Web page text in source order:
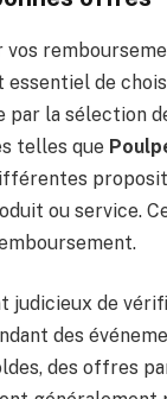
vos
essentiel de
par la sélection
telles que
ou service.
judicieux de
des
des offres